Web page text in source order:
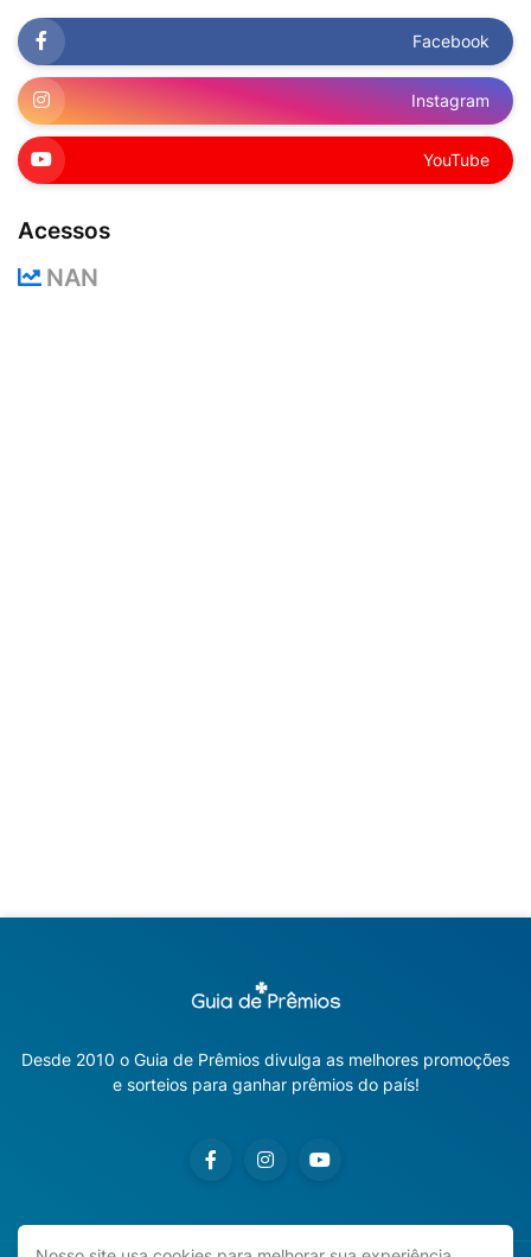
Facebook
Instagram
YouTube
Acessos
NAN
Desde 2010 o Guia de Prêmios divulga as melhores promoções
e sorteios para ganhar prêmios do país!